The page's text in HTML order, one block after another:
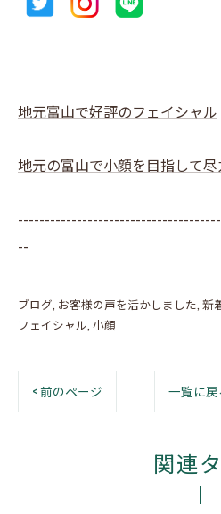
地元富山で好評のフェイシャル
地元の富山で小顔を目指して尽
--
ブログ お客様の声を活かしました 新
フェイシャル 小顔
< 前のページ 一覧に戻
関連